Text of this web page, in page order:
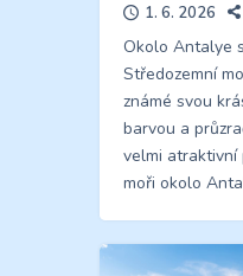
1. 6. 2026
Okolo Antalye
Středozemní
známé svou
barvou a
velmi atraktivní
moři okolo